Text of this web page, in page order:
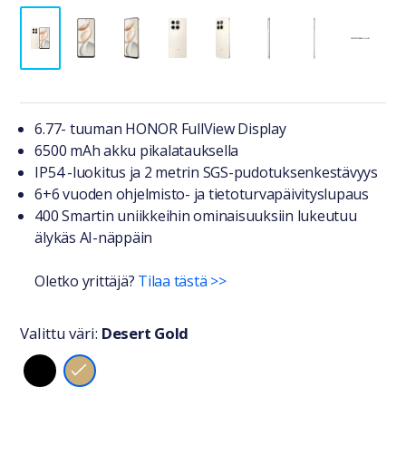
Tuotteesta lyhyesti
6.77- tuuman HONOR FullView Display
6500 mAh akku pikalatauksella
IP54 -luokitus ja 2 metrin SGS-pudotuksenkestävyys
6+6 vuoden ohjelmisto- ja tietoturvapäivityslupaus
400 Smartin uniikkeihin ominaisuuksiin lukeutuu
älykäs AI-näppäin
Oletko yrittäjä? Tilaa tästä >>
Valitse väri
Valittu väri: Desert Gold